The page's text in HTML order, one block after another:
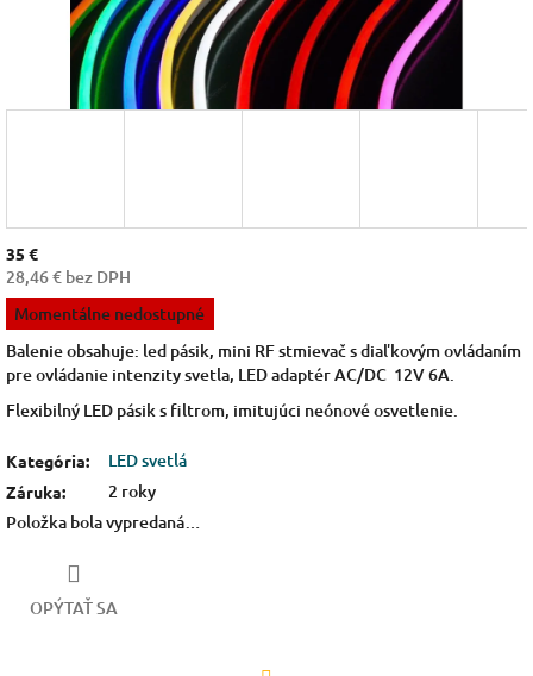
35 €
28,46 € bez DPH
Jednotková
cena:
Momentálne nedostupné
Balenie obsahuje: led pásik, mini RF stmievač s diaľkovým ovládaním
pre ovládanie intenzity svetla, LED adaptér AC/DC 12V 6A.
Flexibilný LED pásik s filtrom, imitujúci neónové osvetlenie.
Kategória: LED svetlá
Záruka:
2 roky
Položka bola vypredaná…
OPÝTAŤ SA